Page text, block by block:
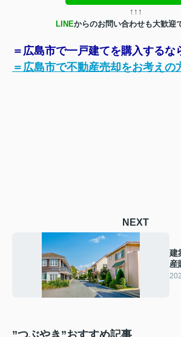
↑ ↑ ↑
LINEからのお問い合わせも大歓
＝広島市で一戸建てを購入するな
＝広島市で不動産売却をお考え
NEXT
建
産
た
”つぶやき”おすすめ記事